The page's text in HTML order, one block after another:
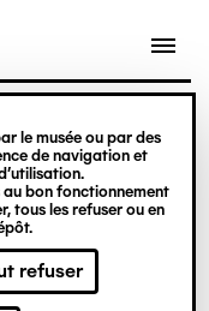
le musée ou par des
de navigation et
au bon fonctionnement
tous les refuser ou en
refuser
LaM Lille
d’art